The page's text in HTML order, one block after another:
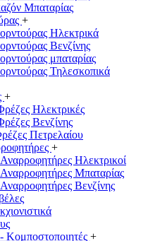
Μπαταρίας
+
Hλεκτρικά
Βενζίνης
μπαταρίας
Τηλεσκοπικά
+
Ηλεκτρικές
Βενζίνης
Πετρελαίου
+
Ηλεκτρικοί
Μπαταρίας
Βενζίνης
Κομποστοποιητές +